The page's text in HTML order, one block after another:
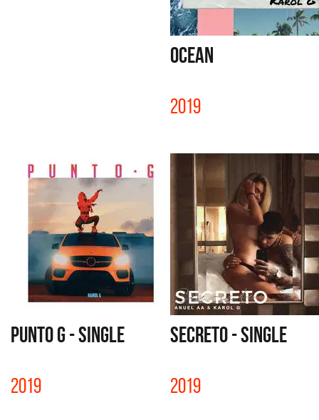
OCEAN
2019
PUNTO G - SINGLE
2019
SECRETO - SINGLE
2019